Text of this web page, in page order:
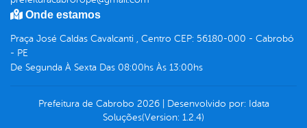
Onde estamos
Praça José Caldas Cavalcanti , Centro CEP: 56180-000 - Cabrobó
- PE
De Segunda À Sexta Das 08:00hs Às 13:00hs
Prefeitura de Cabrobo 2026| Desenvolvido por: Idata
Soluções(Version: 1.2.4)